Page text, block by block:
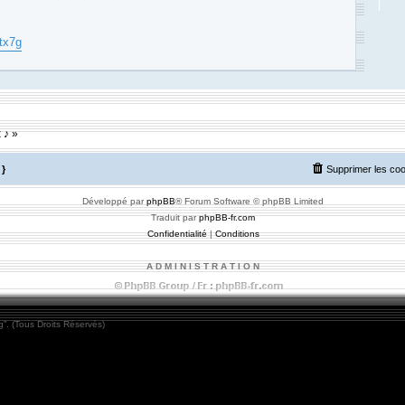
♪ »
} Supprimer les
Développé parphpBB® Forum Software © phpBB Limited
Traduit parphpBB-fr.com
Confidentialité|Conditions
A D M I N I S T R A T I O N
(Tous Droits Réservés)